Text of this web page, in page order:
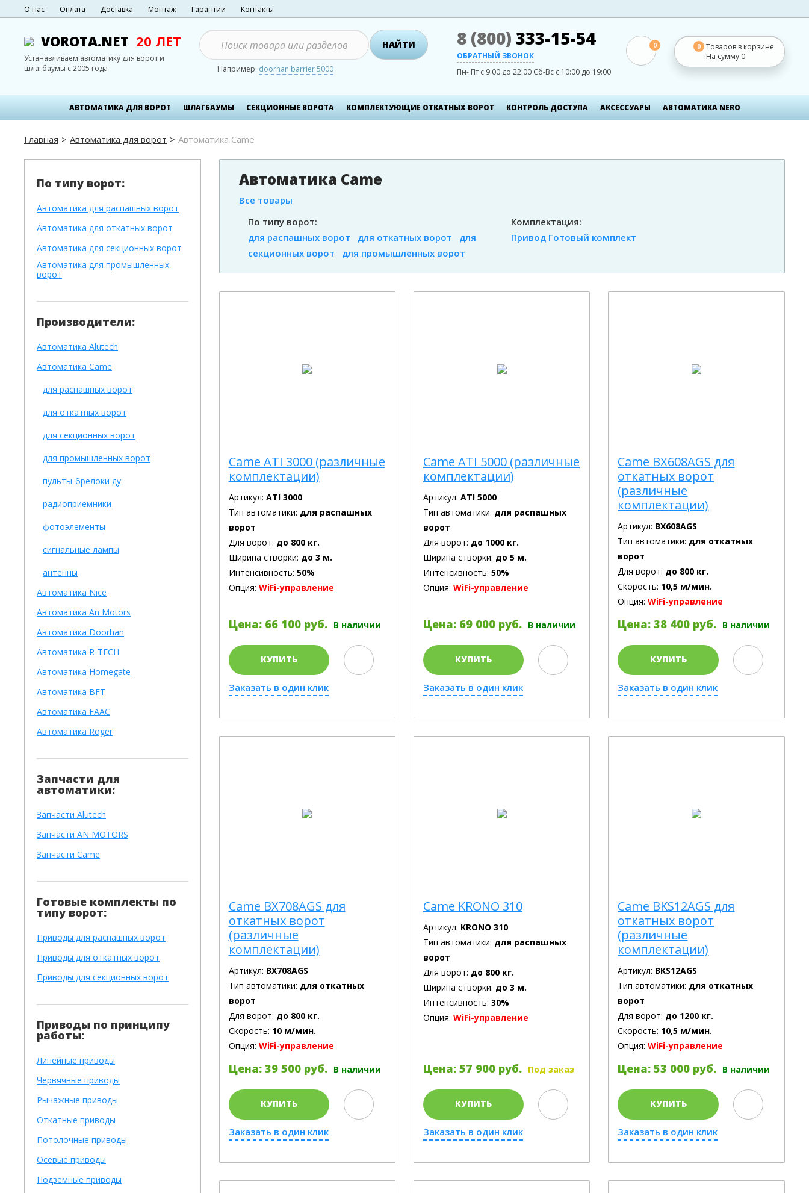
О нас Оплата Доставка Монтаж Гарантии Контакты
VOROTA.NET 20 ЛЕТ
Устанавливаем автоматику для ворот и
шлагбаумы с 2005 года
НАЙТИ
Например: doorhan barrier 5000
8 (800) 333-15-54
ОБРАТНЫЙ ЗВОНОК
Пн- Пт с 9:00 до 22:00 Сб-Вс с 10:00 до 19:00
0 0
Товаров в корзине
На сумму 0
АВТОМАТИКА ДЛЯ ВОРОТ ШЛАГБАУМЫ СЕКЦИОННЫЕ ВОРОТА КОМПЛЕКТУЮЩИЕ ОТКАТНЫХ ВОРОТ КОНТРОЛЬ ДОСТУПА АКСЕСCУАРЫ АВТОМАТИКА NERO
Главная Автоматика для ворот Автоматика Сame
По типу ворот:
Автоматика для распашных ворот
Автоматика для откатных ворот
Автоматика для секционных ворот
Автоматика для промышленных
ворот
Производители:
Автоматика Alutech
Автоматика Сame
для распашных ворот
для откатных ворот
для секционных ворот
для промышленных ворот
пульты-брелоки ду
радиоприемники
фотоэлементы
сигнальные лампы
антенны
Автоматика Nice
Автоматика An Motors
Автоматика Doorhan
Автоматика R-TECH
Автоматика Homegate
Автоматика BFT
Автоматика FAAC
Автоматика Roger
Запчасти для
автоматики:
Запчасти Alutech
Запчасти AN MOTORS
Запчасти Came
Готовые комплекты по
типу ворот:
Приводы для распашных ворот
Приводы для откатных ворот
Приводы для секционных ворот
Приводы по принципу
работы:
Линейные приводы
Червячные приводы
Рычажные приводы
Откатные приводы
Потолочные приводы
Осевые приводы
Подземные приводы
Автоматика Came
Все товары
По типу ворот:
для распашных ворот
для откатных ворот
для
секционных ворот
для промышленных ворот
Комплектация:
Привод Готовый комплект
Came ATI 3000 (различные
комплектации)
Артикул: ATI 3000
Тип автоматики: для распашных
ворот
Для ворот: до 800 кг.
Ширина створки: до 3 м.
Интенсивность: 50%
Опция: WiFi-управление
Цена: 66 100 руб. В наличии
КУПИТЬ
Заказать в один клик
Came ATI 5000 (различные
комплектации)
Артикул: ATI 5000
Тип автоматики: для распашных
ворот
Для ворот: до 1000 кг.
Ширина створки: до 5 м.
Интенсивность: 50%
Опция: WiFi-управление
Цена: 69 000 руб. В наличии
КУПИТЬ
Заказать в один клик
Came BX608AGS для
откатных ворот
(различные
комплектации)
Артикул: BX608AGS
Тип автоматики: для откатных
ворот
Для ворот: до 800 кг.
Скорость: 10,5 м/мин.
Опция:WiFi-управление
Цена: 38 400 руб. В наличии
КУПИТЬ
Заказать в один клик
Came BX708AGS для
откатных ворот
(различные
комплектации)
Артикул: BX708AGS
Тип автоматики: для откатных
ворот
Для ворот: до 800 кг.
Скорость: 10 м/мин.
Опция: WiFi-управление
Цена: 39 500 руб. В наличии
КУПИТЬ
Заказать в один клик
Came KRONO 310
Артикул: KRONO 310
Тип автоматики: для распашных
ворот
Для ворот: до 800 кг.
Ширина створки: до 3 м.
Интенсивность: 30%
Опция: WiFi-управление
Цена: 57 900 руб. Под заказ
КУПИТЬ
Заказать в один клик
Came BKS12AGS для
откатных ворот
(различные
комплектации)
Артикул: BKS12AGS
Тип автоматики: для откатных
ворот
Для ворот: до 1200 кг.
Скорость: 10,5 м/мин.
Опция:WiFi-управление
Цена: 53 000 руб. В наличии
КУПИТЬ
Заказать в один клик